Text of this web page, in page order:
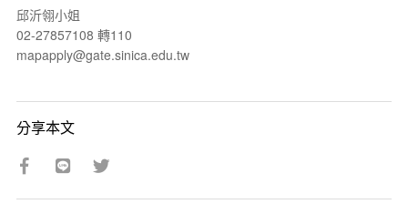
邱沂翎小姐
02-27857108 轉110
mapapply@gate.sinica.edu.tw
分享本文